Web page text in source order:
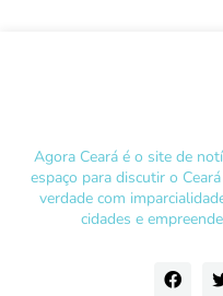
Agora Ceará é o site de
espaço para discutir o
verdade com
cidades e